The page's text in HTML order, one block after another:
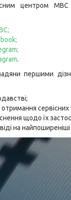
центром
;
;
;
.
першими
сервісних
щодо їх
на